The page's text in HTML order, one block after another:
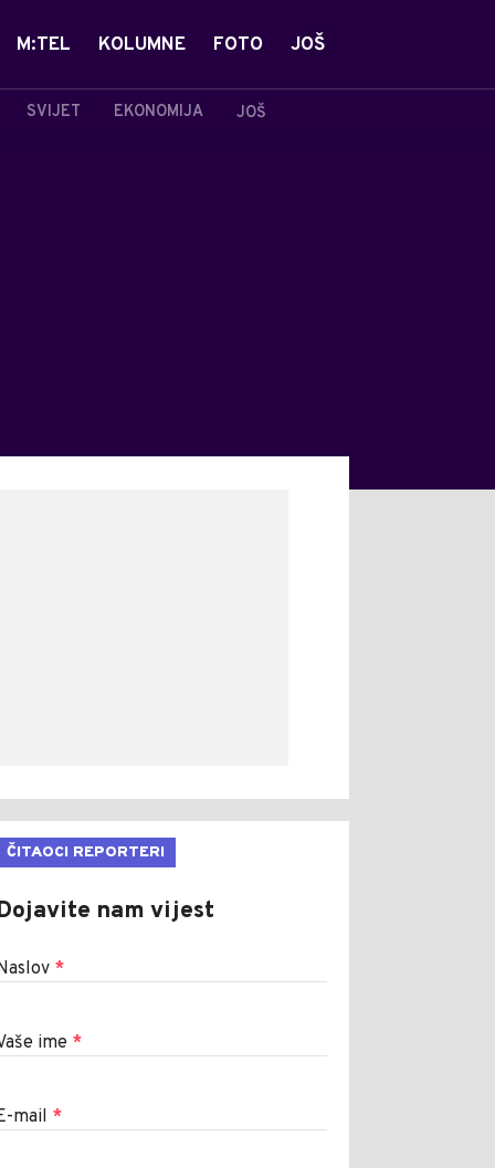
SVIJET EKONOMIJA JOŠ
M:TEL KOLUMNE FOTO JOŠ
ČITAOCI REPORTERI
nam vijest
*
ime *
mail *